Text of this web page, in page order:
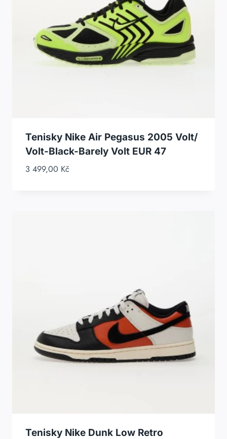
Tenisky Nike Air Pegasus 2005 Volt/
Volt-Black-Barely Volt EUR 47
3 499,00 Kč
Tenisky Nike Dunk Low Retro